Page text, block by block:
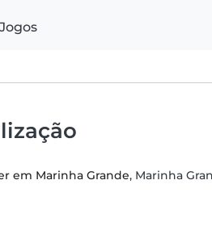
Jogos
em Marinha Grande, Marinha